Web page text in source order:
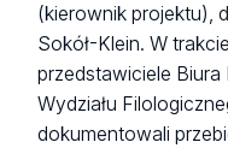
(kierownik projektu),
Sokół-Klein. W
przedstawiciele Biura
Wydziału
dokumentowali